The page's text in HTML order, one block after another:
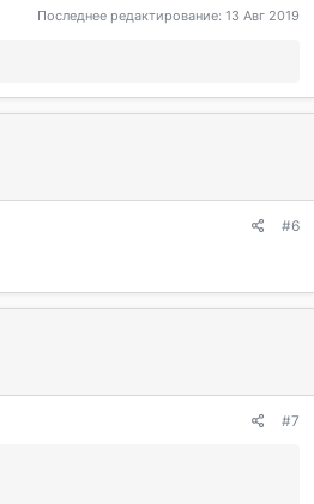
Последнее редактирование: 13 Авг 2019
#6
#7